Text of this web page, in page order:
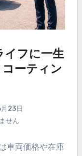
イフに一生
ーティン
23日
せん
車両価格や在庫